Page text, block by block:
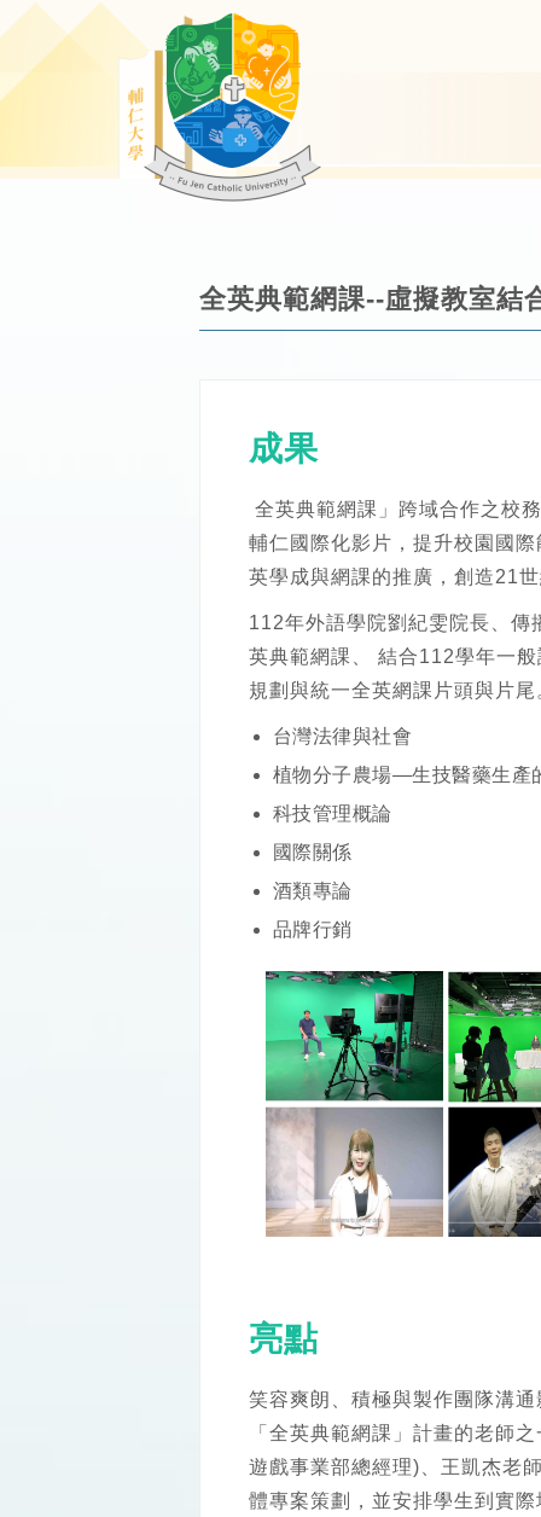
全英典範網課--虛擬教室結
成果
全英典範網課」跨域合作之校
輔仁國際化影片，提升校園國
英學成與網課的推廣，創造21
112年外語學院劉紀雯院長、傳
英典範網課、 結合112學年一
規劃與統一全英網課片頭與片
台灣法律與社會
植物分子農場—生技醫藥生產
科技管理概論
國際關係
酒類專論
品牌行銷
亮點
笑容爽朗、積極與製作團隊溝
「全英典範網課」計畫的老師
遊戲事業部總經理)、王凱杰老
體專案策劃，並安排學生到實